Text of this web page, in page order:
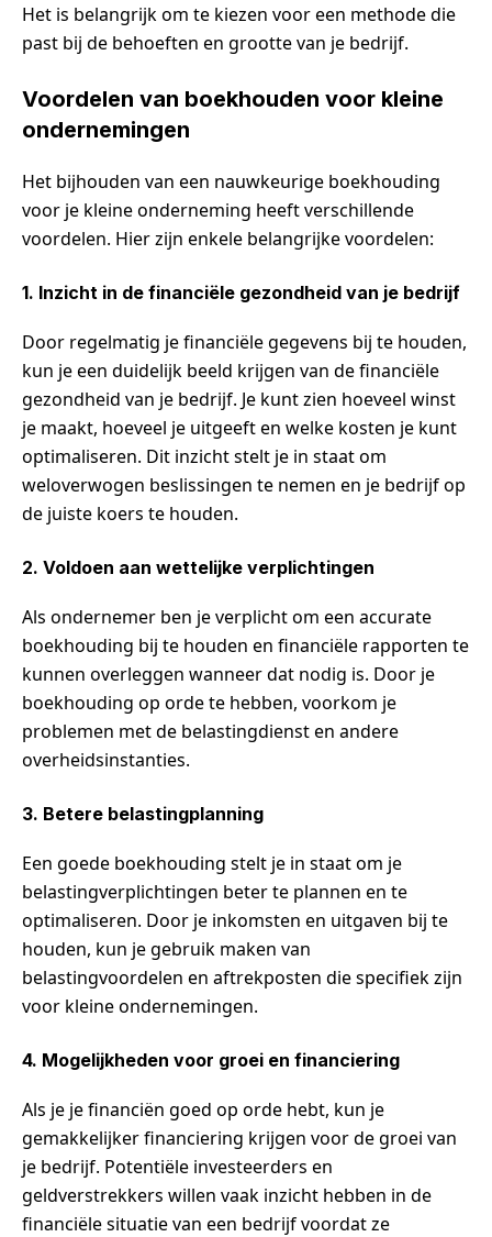
Het is belangrijk om te kiezen voor een methode die
past bij de behoeften en grootte van je bedrijf.
Voordelen van boekhouden voor kleine
ondernemingen
Het bijhouden van een nauwkeurige boekhouding
voor je kleine onderneming heeft verschillende
voordelen. Hier zijn enkele belangrijke voordelen:
1. Inzicht in de financiële gezondheid van je bedrijf
Door regelmatig je financiële gegevens bij te houden,
kun je een duidelijk beeld krijgen van de financiële
gezondheid van je bedrijf. Je kunt zien hoeveel winst
je maakt, hoeveel je uitgeeft en welke kosten je kunt
optimaliseren. Dit inzicht stelt je in staat om
weloverwogen beslissingen te nemen en je bedrijf op
de juiste koers te houden.
2. Voldoen aan wettelijke verplichtingen
Als ondernemer ben je verplicht om een accurate
boekhouding bij te houden en financiële rapporten te
kunnen overleggen wanneer dat nodig is. Door je
boekhouding op orde te hebben, voorkom je
problemen met de belastingdienst en andere
overheidsinstanties.
3. Betere belastingplanning
Een goede boekhouding stelt je in staat om je
belastingverplichtingen beter te plannen en te
optimaliseren. Door je inkomsten en uitgaven bij te
houden, kun je gebruik maken van
belastingvoordelen en aftrekposten die specifiek zijn
voor kleine ondernemingen.
4. Mogelijkheden voor groei en financiering
Als je je financiën goed op orde hebt, kun je
gemakkelijker financiering krijgen voor de groei van
je bedrijf. Potentiële investeerders en
geldverstrekkers willen vaak inzicht hebben in de
financiële situatie van een bedrijf voordat ze